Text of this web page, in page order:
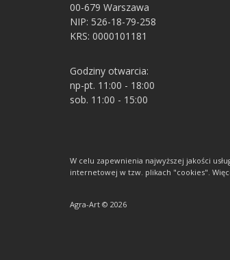
00-679 Warszawa
NIP: 526-18-79-258
KRS: 0000101181
Godziny otwarcia:
np-pt. 11:00 - 18:00
sob. 11:00 - 15:00
W celu zapewnienia najwyższej jakości
internetowej w tzw. plikach "cookies".
Agra-Art © 2026